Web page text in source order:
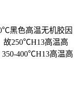
黑色高温无机胶因
故250℃H13高温高
400℃H13高温高